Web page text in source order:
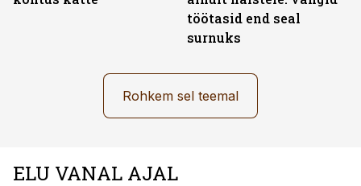
töötasid end seal
surnuks
Rohkem sel teemal
ELU VANAL AJAL